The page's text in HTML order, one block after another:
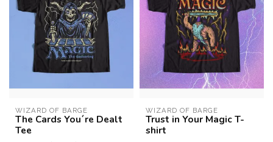
WIZARD OF BARGE
The Cards You´re Dealt
Tee
WIZARD OF BARGE
Trust in Your Magic T-
shirt